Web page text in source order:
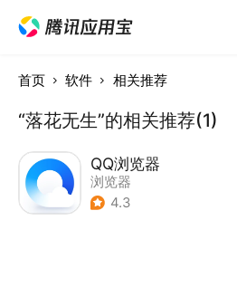
首页 软件 相关推荐
“落花无生”的相关推荐(1)
QQ浏览器
浏览器
4.3